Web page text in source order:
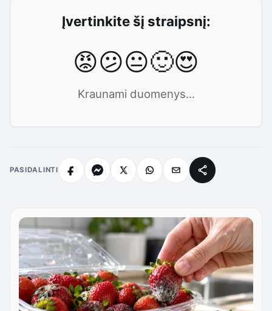
Įvertinkite šį straipsnį:
😡😕😐🙂😍
Kraunami duomenys...
PASIDALINTI